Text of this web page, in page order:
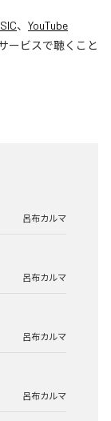
、 YouTube
ービスで聴くこと
呂布カルマ
呂布カルマ
呂布カルマ
呂布カルマ